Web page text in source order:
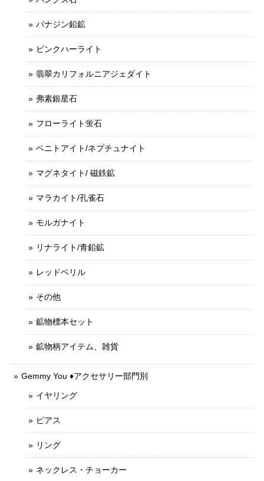
バナジン鉛鉱
ピンクハーライト
翡翠カリフォルニアジェダイト
弗素銀星石
フローライト蛍石
ベニトアイト/ネプチュナイト
マグネタイト/ 磁鉄鉱
マラカイト/孔雀石
モルガナイト
リナライト/青鉛鉱
レッドベリル
その他
鉱物標本セット
鉱物柄アイテム、雑貨
Gemmy You ♦︎アクセサリー部門別
イヤリング
ピアス
リング
ネックレス・チョーカー